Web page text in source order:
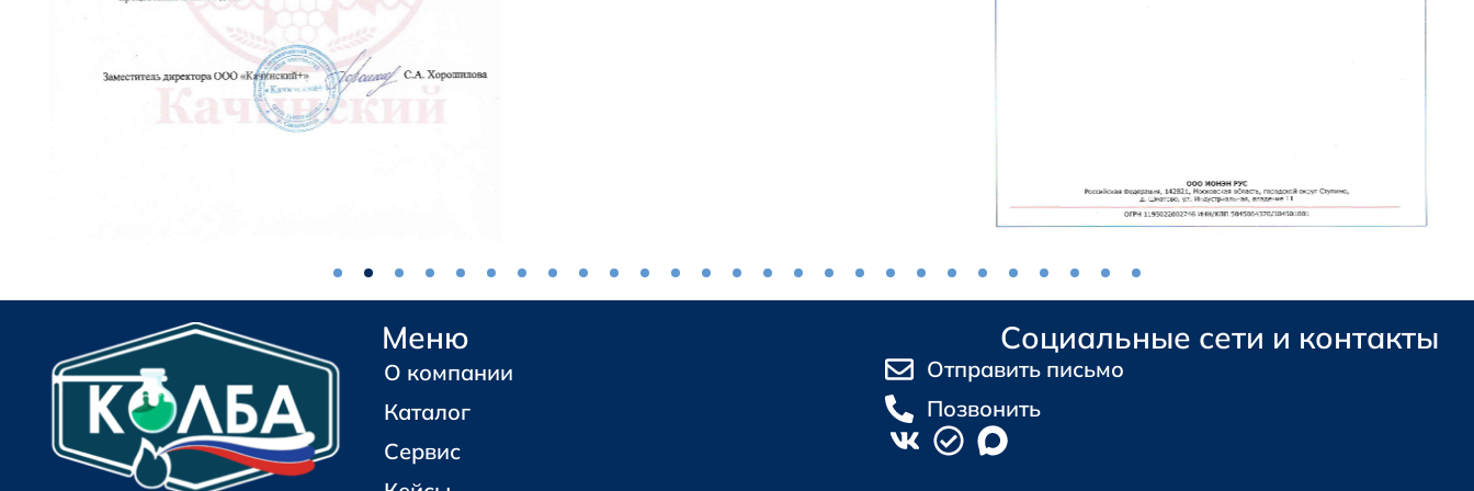
Меню
О компании
Каталог
Сервис
Социальные сети и контакты
Отправить письмо
Позвонить